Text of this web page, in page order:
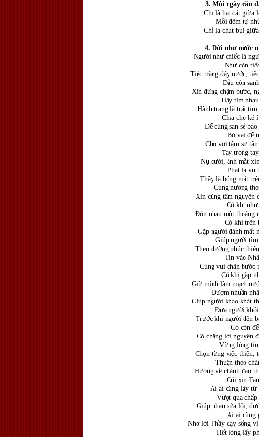
3. Mỗi ngày căn
Chỉ là hạt cát giữa
Mỗi đêm tự
Chỉ là chút bụi
4. Đời như nước
Người như chiếc lá
Như còn tiếc
Tiếc trăng đáy nước,
Dẫu còn sanh
Xin đừng chậm bước,
Hãy tìm nhau
Hành trang là trái tim
Chia cho kẻ ít,
Để cùng san sẻ
Bờ vai để tựa
Cho vơi tâm sự tận
Tay trong tay
Nụ cười, ánh mắt
Phật là vũ
Thầy là bóng mát
Cùng nương theo
Xin cùng tâm nguyện
Có khi như
Đón nhau một thoáng
Có khi trên
Gặp người đánh mất
Giúp người tìm
Theo đường phúc
Tin vào Nhân
Cùng vui chân bước
Có khi gặp
Giữ mình làm mạch
Đượm nhuần nhân
Giúp người khao khát
Đưa người khỏi
Trước khi người đến
Có còn để
Có chăng lời nguyện
Vững lòng tin
Chọn từng việc thiện,
Thuận theo
Hướng về chánh đạo
Cúi xin Tam
Ai ai cũng lấy từ
Vượt qua chấp
Giúp nhau sửa lỗi,
Ai ai cũng
Nhớ lời Thầy dạy
Hết lòng lấy